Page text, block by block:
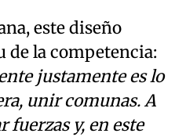
este diseño
de la competencia:
justamente es lo
unir comunas. A
fuerzas y, en este